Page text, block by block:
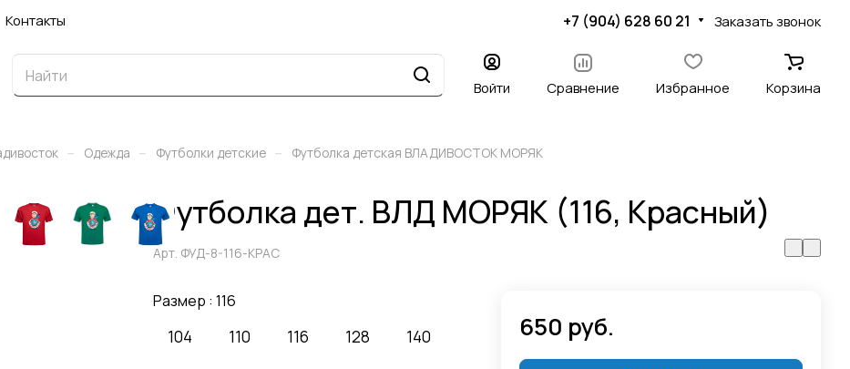
Контакты +7 (904) 628 60 21 Заказать звонок
Войти Сравнение Избранное Корзина
– Одежда – Футболки детские – Футболка детская ВЛАДИВОСТОК МОРЯК
Футболка дет. ВЛД МОРЯК (116, Красный)
Арт. ФУД-8-116-КРАС
Размер : 116
104 110 116 128 140 650 руб.